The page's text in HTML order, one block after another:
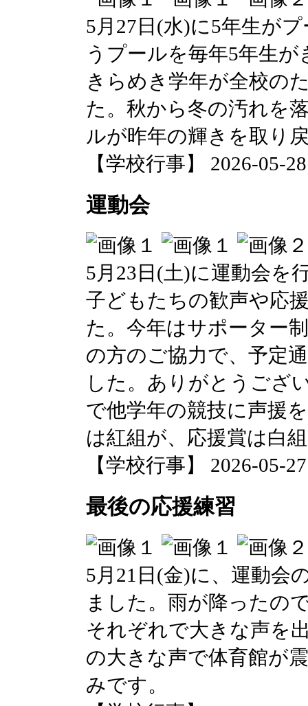
5月27日(水)に5年生が
うプールを毎年5年生
きらめき学年が全校の
た。秋から冬の汚れを
ルが昨年の輝きを取り
【学校行事】 2026-05-
運動会
5月23日(土)に運動会を
子どもたちの歓声や応
た。今年はサポーター
の方のご協力で、予定
した。ありがとうござ
で他学年の競技に声援
は紅組が、応援賞は白
【学校行事】 2026-05-
最後の応援練習
5月21日(金)に、運動会
ました。雨が降ったの
それぞれで大きな声を
の大きな声で体育館が
みです。